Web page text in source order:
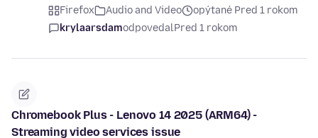
Firefox Audio and Video
opýtané Pred 1 rokom
krylaarsdamodpovedalPred 1 rokom
Chromebook Plus - Lenovo 14 2025 (ARM64) -
Streaming video services issue